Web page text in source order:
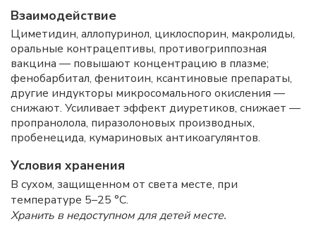
Взаимодействие
Циметидин, аллопуринол, циклоспорин, макролиды,
оральные контрацептивы, противогриппозная
вакцина — повышают концентрацию в плазме;
фенобарбитал, фенитоин, ксантиновые препараты,
другие индукторы микросомального окисления —
снижают. Усиливает эффект диуретиков, снижает —
пропранолола, пиразолоновых производных,
пробенецида, кумариновых антикоагулянтов.
Условия хранения
В сухом, защищенном от света месте, при
температуре 5–25 °C.
Хранить в недоступном для детей месте.